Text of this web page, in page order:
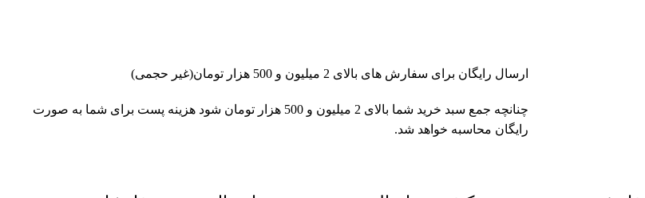
ارسال رایگان برای سفارش های بالای 2 میلیون و 500 هزار تومان(غیر حجمی)
چنانچه جمع سبد خرید شما بالای 2 میلیون و 500 هزار تومان شود هزینه پست برای شما به صورت
رایگان محاسبه خواهد شد.